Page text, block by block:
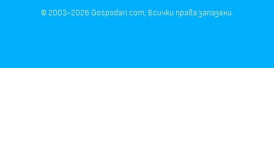
© 2003-2026 Gospodari.com, Всички права запазени.